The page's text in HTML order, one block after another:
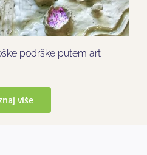
podrške putem art
više